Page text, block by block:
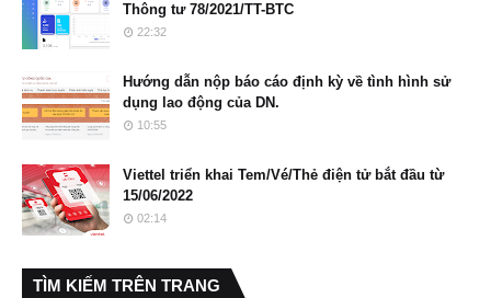
Thông tư 78/2021/TT-BTC
22:32
Hướng dẫn nộp báo cáo định kỳ về tình hình sử
dụng lao động của DN.
10:55
Viettel triển khai Tem/Vé/Thẻ điện tử bắt đầu từ
15/06/2022
02:14
TÌM KIẾM TRÊN TRANG